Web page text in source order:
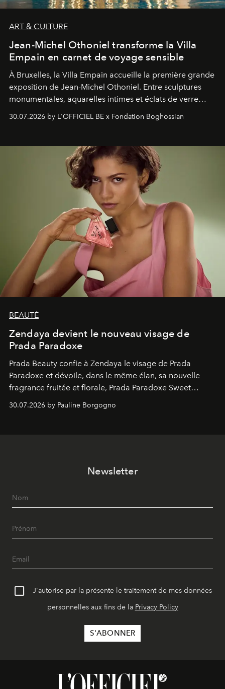
ART & CULTURE
Jean-Michel Othoniel transforme la Villa
Empain en carnet de voyage sensible
À Bruxelles, la Villa Empain accueille la première grande
exposition de Jean-Michel Othoniel. Entre sculptures
monumentales, aquarelles intimes et éclats de verre
émotionnel où chaque œuvre devient le souvenir
émerveillement.
30.07.2026 by L'OFFICIEL BE x Fondation Boghossian
BEAUTÉ
Zendaya devient le nouveau visage de
Prada Paradoxe
Prada Beauty confie à Zendaya le visage de Prada
Paradoxe et dévoile, dans le même élan, sa nouvelle
fragrance fruitée et florale, Prada Paradoxe Sweet
30.07.2026 by Pauline Borgogno
Newsletter
J'autorise par la présente le traitement de mes données
personnelles aux fins de la Privacy Policy